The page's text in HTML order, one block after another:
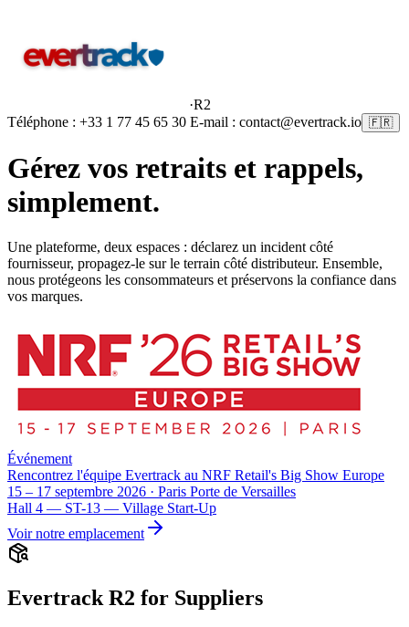
·R2
Téléphone : +33 1 77 45 65 30 E-mail : contact@evertrack.io 🇫🇷
Gérez vos retraits et rappels,
simplement.
Une plateforme, deux espaces : déclarez un incident côté
fournisseur, propagez-le sur le terrain côté distributeur. Ensemble,
nous protégeons les consommateurs et préservons la confiance dans
vos marques.
Événement
Rencontrez l'équipe Evertrack au NRF Retail's Big Show Europe
15 – 17 septembre 2026 · Paris Porte de Versailles
Hall 4 — ST-13 — Village Start-Up
Voir notre emplacement
Evertrack R2 for Suppliers